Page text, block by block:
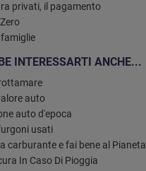
privati, il pagamento
INTERESSARTI ANCHE...
auto
auto d'epoca
usati
carburante e fai bene al Pianeta
In Caso Di Pioggia